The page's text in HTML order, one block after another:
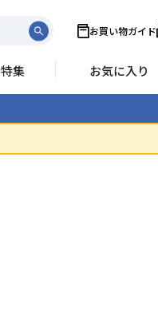
お買い物ガイド
特集 お気に入り